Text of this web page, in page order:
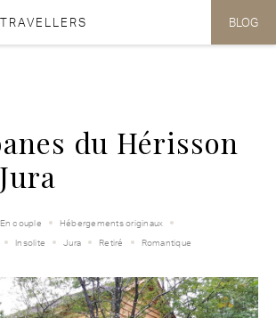
TRAVELLERS BLOG
du Hérisson
En couple
Hébergements originaux
Insolite Jura Retiré Romantique